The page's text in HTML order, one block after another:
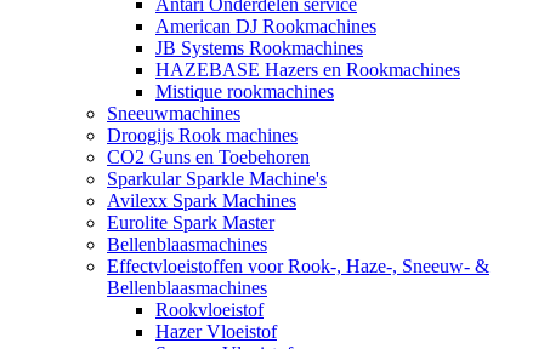
Antari Onderdelen service
American DJ Rookmachines
JB Systems Rookmachines
HAZEBASE Hazers en Rookmachines
Mistique rookmachines
Sneeuwmachines
Droogijs Rook machines
CO2 Guns en Toebehoren
Sparkular Sparkle Machine's
Avilexx Spark Machines
Eurolite Spark Master
Bellenblaasmachines
Effectvloeistoffen voor Rook-, Haze-, Sneeuw- &
Bellenblaasmachines
Rookvloeistof
Hazer Vloeistof